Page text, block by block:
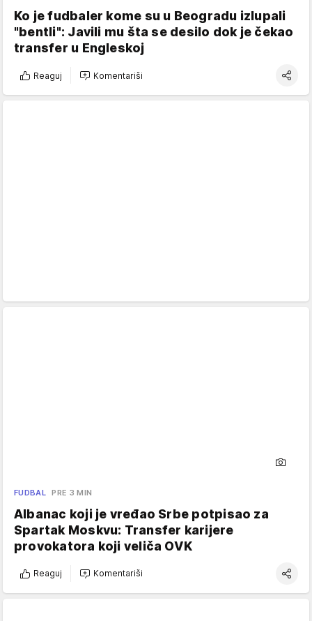
Ko je fudbaler kome su u Beogradu izlupali
"bentli": Javili mu šta se desilo dok je čekao
transfer u Engleskoj
Reaguj Komentariši
FUDBAL PRE 3 MIN
Albanac koji je vređao Srbe potpisao za
Spartak Moskvu: Transfer karijere
provokatora koji veliča OVK
Reaguj Komentariši